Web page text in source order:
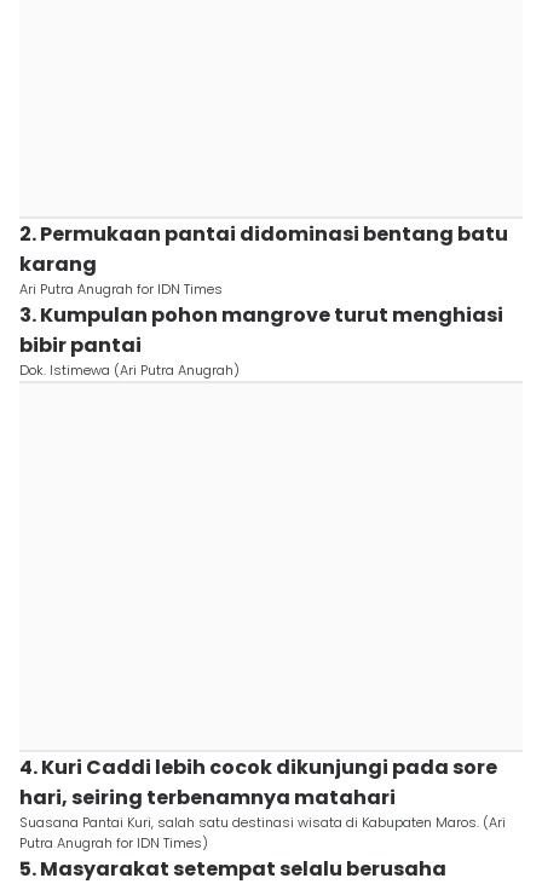
2. Permukaan pantai didominasi bentang batu
karang
Ari Putra Anugrah for IDN Times
3. Kumpulan pohon mangrove turut menghiasi
bibir pantai
Dok. Istimewa (Ari Putra Anugrah)
4. Kuri Caddi lebih cocok dikunjungi pada sore
hari, seiring terbenamnya matahari
Suasana Pantai Kuri, salah satu destinasi wisata di Kabupaten Maros. (Ari
Putra Anugrah for IDN Times)
5. Masyarakat setempat selalu berusaha